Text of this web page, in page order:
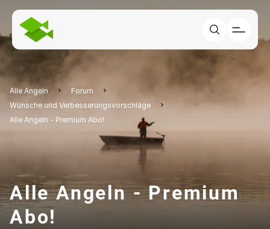
Alle Angeln
Forum
Wünsche und Verbesserungsvorschläge
Alle Angeln - Premium Abo!
Alle Angeln - Premium
Abo!